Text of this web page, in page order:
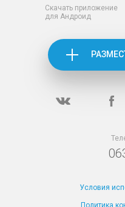
Скачать приложение
для Андроид
Условия
Политика